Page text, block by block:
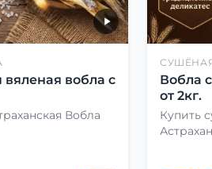
вяленая вобла с
Вобла
Вобла
от 2кг.
Купить